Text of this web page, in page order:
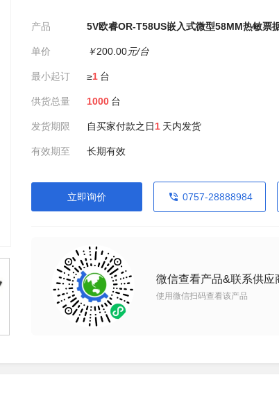
产品 5V欧睿OR-T58US嵌入式微型58MM热敏票
单价 ￥200.00元/台
最小起订 ≥1 台
供货总量 1000 台
发货期限 自买家付款之日1 天内发货
有效期至 长期有效
立即询价 0757-28888984
微信查看产品&联系供应
使用微信扫码查看该产品